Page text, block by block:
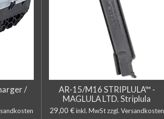
/
AR-15/M16 STRIPLULA™ -
MAGLULA LTD. Striplula
29,00 € inkl. MwSt zzgl. Versandkosten